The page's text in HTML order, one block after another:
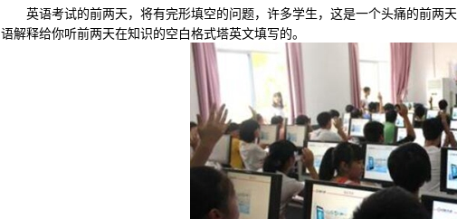
英语考试的前两天，将有完形填空的问题，许多学生，这是一个头痛的前两
语解释给你听前两天在知识的空白格式塔英文填写的。